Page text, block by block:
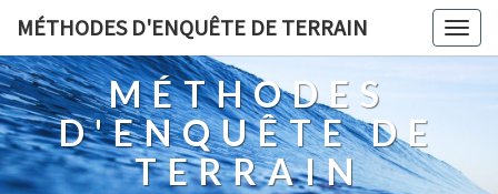
MÉTHODES D'ENQUÊTE DE TERRAIN
MÉTHODES
D'ENQUÊTE DE
TERRAIN